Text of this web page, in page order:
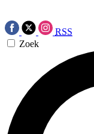
RSS
Zoek